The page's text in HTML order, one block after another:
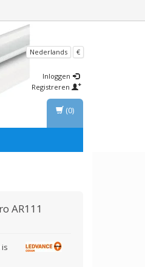
Nederlands €
Inloggen
Registreren
(0)
AR111